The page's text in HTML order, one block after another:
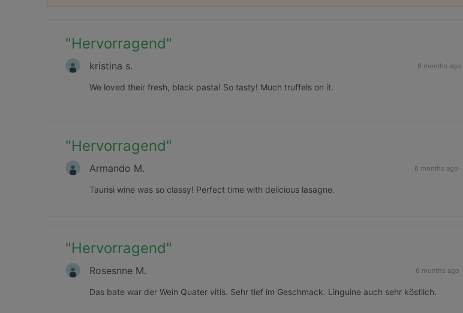
"Hervorragend"
kristina s. 6 months ago
We loved their fresh, black pasta! So tasty! Much truffels on it.
"Hervorragend"
Armando M. 6 months ago ·
Taurisi wine was so classy! Perfect time with delicious lasagne.
"Hervorragend"
Rosesnne M. 6 months ago ·
Das bate war der Wein Quater vitis. Sehr tief im Geschmack. Linguine auch sehr köstlich.